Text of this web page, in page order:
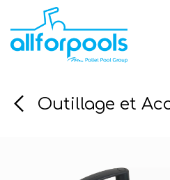
Se rendre au contenu
Outillage et